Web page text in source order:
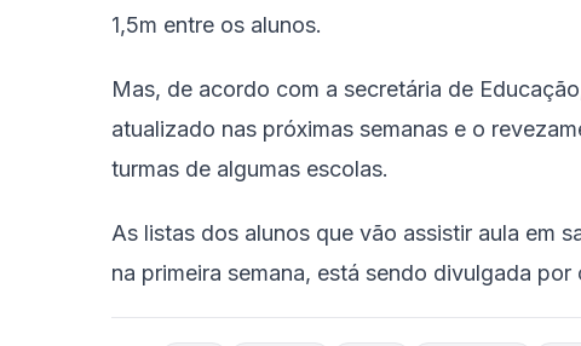
1,5m entre os alunos.
Mas, de acordo com a secretária de
atualizado nas próximas semanas e o
turmas de algumas escolas.
As listas dos alunos que vão assistir aula em
na primeira semana, está sendo divulgada por